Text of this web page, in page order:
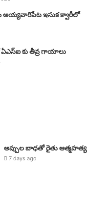
అయ్యవారిపేట ఇసుక క్వారీలో
ఏఎస్ఐ కు తీవ్ర గాయాలు
అప్పుల బాధతో రైతు ఆత్మహత్య
7 days ago